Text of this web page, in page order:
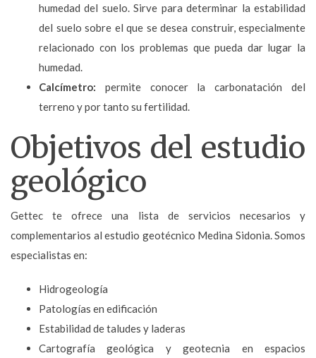
humedad del suelo. Sirve para determinar la estabilidad
del suelo sobre el que se desea construir, especialmente
relacionado con los problemas que pueda dar lugar la
humedad.
Calcímetro: permite conocer la carbonatación del
terreno y por tanto su fertilidad.
Objetivos del estudio
geológico
Gettec te ofrece una lista de servicios necesarios y
complementarios al estudio geotécnico Medina Sidonia. Somos
especialistas en:
Hidrogeología
Patologías en edificación
Estabilidad de taludes y laderas
Cartografía geológica y geotecnia en espacios